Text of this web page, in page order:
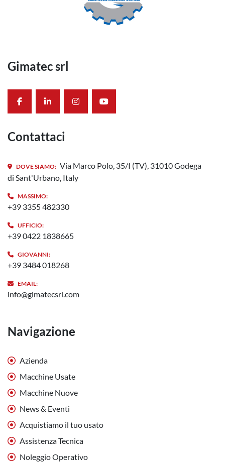
Gimatec srl
facebooklinkedininstagramyoutube
Contattaci
DOVE SIAMO: Via Marco Polo, 35/I (TV), 31010 Godega
di Sant'Urbano, Italy
MASSIMO:
+39 3355 482330
UFFICIO:
+39 0422 1838665
GIOVANNI:
+39 3484 018268
EMAIL:
info@gimatecsrl.com
Navigazione
Azienda
Macchine Usate
Macchine Nuove
News & Eventi
Acquistiamo il tuo usato
Assistenza Tecnica
Noleggio Operativo